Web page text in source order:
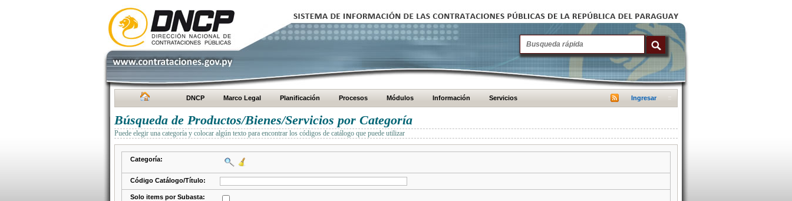
DNCP Marco Legal Planificación Procesos Módulos Información Servicios Ingresar
Búsqueda de Productos/Bienes/Servicios por Categoría
Puede elegir una categoría y colocar algún texto para encontrar los códigos de catálogo que puede utilizar
Categoría:
Código Catálogo/Título:
Solo items por Subasta: